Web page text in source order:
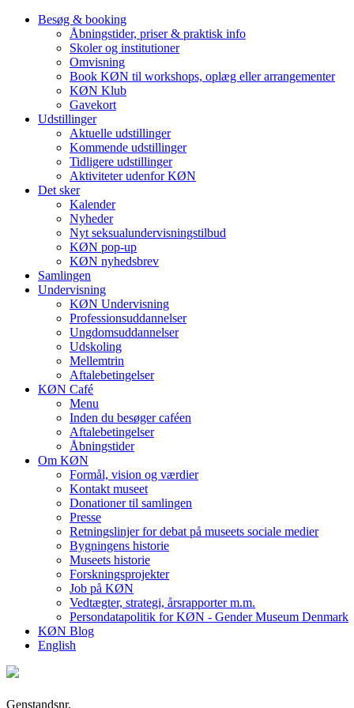
Besøg & booking
Åbningstider, priser & praktisk info
Skoler og institutioner
Omvisning
Book KØN til workshops, oplæg eller arrangementer
KØN Klub
Gavekort
Udstillinger
Aktuelle udstillinger
Kommende udstillinger
Tidligere udstillinger
Aktiviteter udenfor KØN
Det sker
Kalender
Nyheder
Nyt seksualundervisningstilbud
KØN pop-up
KØN nyhedsbrev
Samlingen
Undervisning
KØN Undervisning
Professionsuddannelser
Ungdomsuddannelser
Udskoling
Mellemtrin
Aftalebetingelser
KØN Café
Menu
Inden du besøger caféen
Aftalebetingelser
Åbningstider
Om KØN
Formål, vision og værdier
Kontakt museet
Donationer til samlingen
Presse
Retningslinjer for debat på museets sociale medier
Bygningens historie
Museets historie
Forskningsprojekter
Job på KØN
Vedtægter, strategi, årsrapporter m.m.
Persondatapolitik for KØN - Gender Museum Denmark
KØN Blog
English
Genstandsnr.